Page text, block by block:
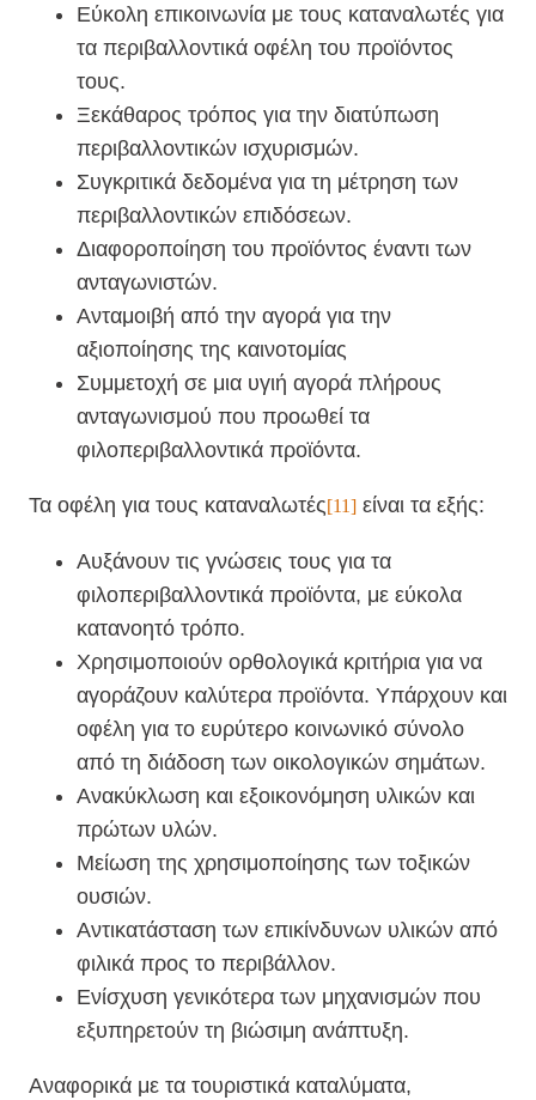
Εύκολη επικοινωνία με τους καταναλωτές για
τα περιβαλλοντικά οφέλη του προϊόντος
τους.
Ξεκάθαρος τρόπος για την διατύπωση
περιβαλλοντικών ισχυρισμών.
Συγκριτικά δεδομένα για τη μέτρηση των
περιβαλλοντικών επιδόσεων.
Διαφοροποίηση του προϊόντος έναντι των
ανταγωνιστών.
Ανταμοιβή από την αγορά για την
αξιοποίησης της καινοτομίας
Συμμετοχή σε μια υγιή αγορά πλήρους
ανταγωνισμού που προωθεί τα
φιλοπεριβαλλοντικά προϊόντα.
Τα οφέλη για τους καταναλωτές[11] είναι τα εξής:
Αυξάνουν τις γνώσεις τους για τα
φιλοπεριβαλλοντικά προϊόντα, με εύκολα
κατανοητό τρόπο.
Χρησιμοποιούν ορθολογικά κριτήρια για να
αγοράζουν καλύτερα προϊόντα. Υπάρχουν και
οφέλη για το ευρύτερο κοινωνικό σύνολο
από τη διάδοση των οικολογικών σημάτων.
Ανακύκλωση και εξοικονόμηση υλικών και
πρώτων υλών.
Μείωση της χρησιμοποίησης των τοξικών
ουσιών.
Αντικατάσταση των επικίνδυνων υλικών από
φιλικά προς το περιβάλλον.
Ενίσχυση γενικότερα των μηχανισμών που
εξυπηρετούν τη βιώσιμη ανάπτυξη.
Αναφορικά με τα τουριστικά καταλύματα,